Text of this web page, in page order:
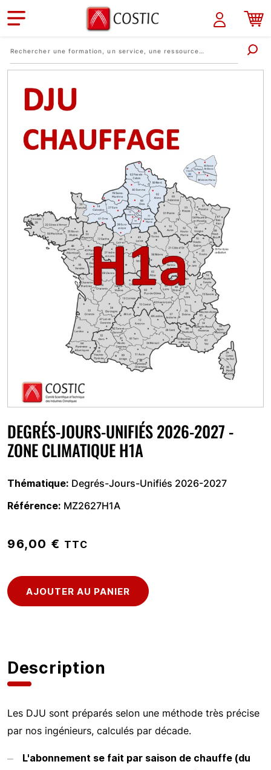
Aller au contenu principal
DEGRÉS-JOURS-UNIFIÉS 2026-2027 -
ZONE CLIMATIQUE H1A
Thématique Degrés-Jours-Unifiés 2026-2027
Référence MZ2627H1A
96,00 € TTC
Description
Les DJU sont préparés selon une méthode très précise
par nos ingénieurs, calculés par décade.
L'abonnement se fait par saison de chauffe (du